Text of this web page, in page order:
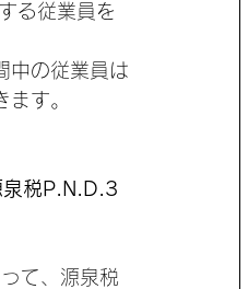
る従業員を
中の従業員は
す。
泉税P.N.D.3
て、源泉税